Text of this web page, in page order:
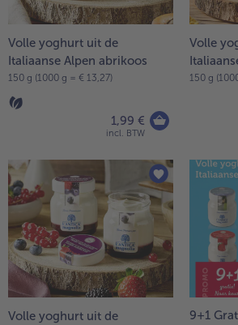
Volle yoghurt uit de
Italiaanse Alpen abrikoos
150 g (1000 g = € 13,27)
1,99 €
incl. BTW
Volle
150 g
Volle yoghurt uit de
9+1